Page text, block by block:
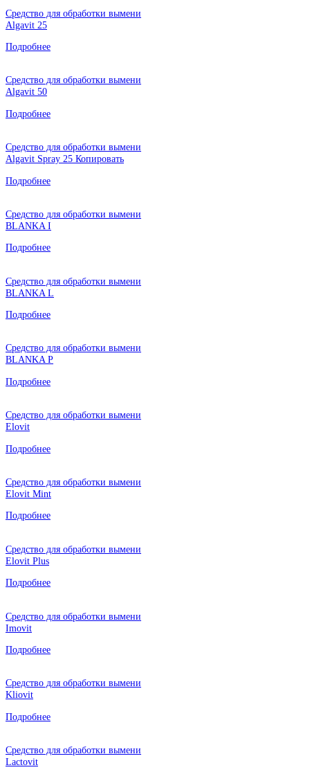
Средство для обработки вымени
Algavit 25
Подробнее
Средство для обработки вымени
Algavit 50
Подробнее
Средство для обработки вымени
Algavit Spray 25 Копировать
Подробнее
Средство для обработки вымени
BLANKA I
Подробнее
Средство для обработки вымени
BLANKA L
Подробнее
Средство для обработки вымени
BLANKA P
Подробнее
Средство для обработки вымени
Elovit
Подробнее
Средство для обработки вымени
Elovit Mint
Подробнее
Средство для обработки вымени
Elovit Plus
Подробнее
Средство для обработки вымени
Imovit
Подробнее
Средство для обработки вымени
Kliovit
Подробнее
Средство для обработки вымени
Lactovit